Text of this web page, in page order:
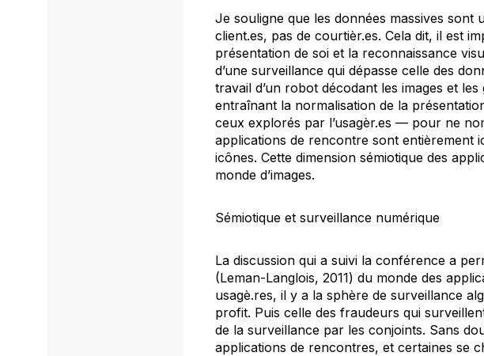
Je souligne que les données massives sont
client.es, pas de courtièr.es. Cela dit, il est
présentation de soi et la reconnaissance
d’une surveillance qui dépasse celle des
travail d’un robot décodant les images et
entraînant la normalisation de la
ceux explorés par l’usagèr.es — pour ne
applications de rencontre sont entièrement
icônes. Cette dimension sémiotique des
monde d’images.
Sémiotique et surveillance numérique
La discussion qui a suivi la conférence a
(Leman-Langlois, 2011) du monde des
usagè.res, il y a la sphère de surveillance
profit. Puis celle des fraudeurs qui
de la surveillance par les conjoints. Sans
applications de rencontres, et certaines se